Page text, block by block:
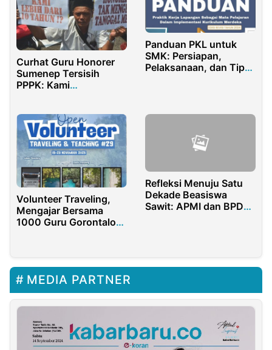
Curhat Guru Honorer
Sumenep Tersisih
PPPK: Kami
Panduan PKL untuk
SMK: Persiapan,
Pelaksanaan, dan Tips
Volunteer Traveling,
Mengajar Bersama
1000 Guru Gorontalo
Refleksi Menuju Satu
Dekade Beasiswa
Sawit: APMI dan BPDP
MEDIA PARTNER